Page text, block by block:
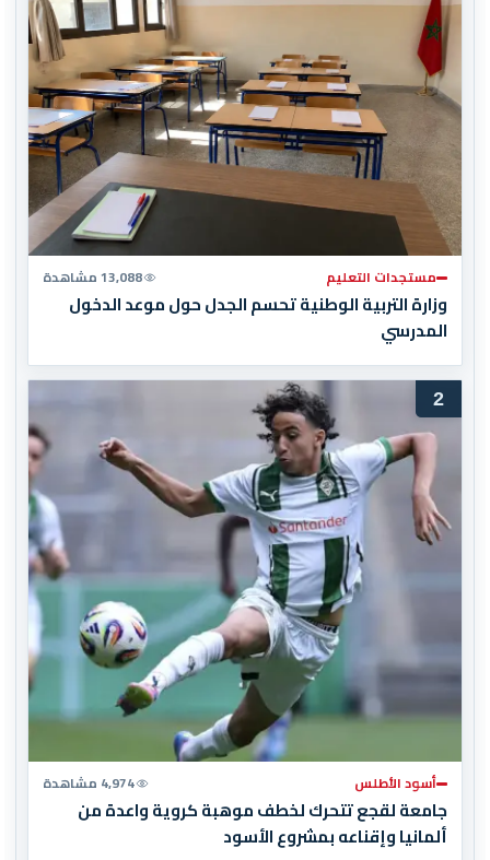
مستجدات التعليم 13,088 مشاهدة
وزارة التربية الوطنية تحسم الجدل حول موعد الدخول
المدرسي
2
أسود الأطلس 4,974 مشاهدة
جامعة لقجع تتحرك لخطف موهبة كروية واعدة من
ألمانيا وإقناعه بمشروع الأسود